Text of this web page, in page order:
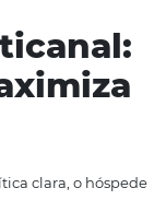
site. Ao integrar